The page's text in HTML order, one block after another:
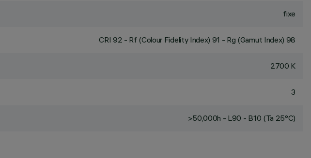
fixe
CRI 92 - Rf (Colour Fidelity Index) 91 - Rg (Gamut Index) 98
2700 K
3
>50,000h - L90 - B10 (Ta 25°C)